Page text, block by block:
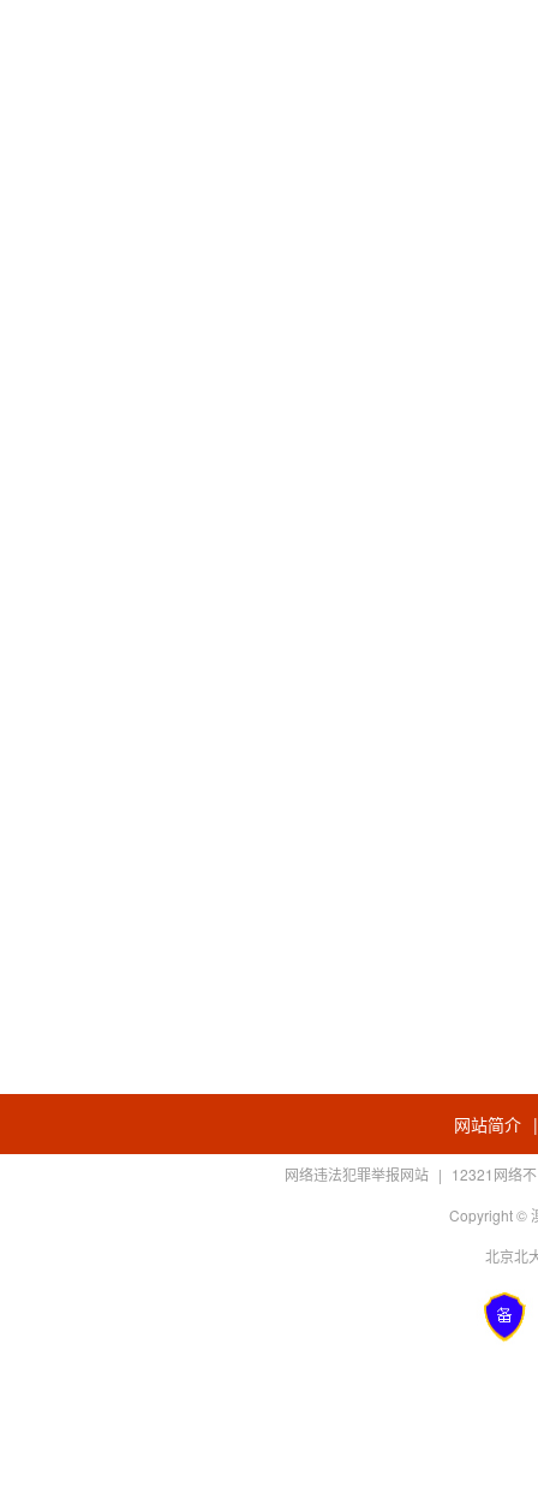
网站简介
网络违法犯罪举报网站 | 12321网络
Copyright ©
北京北